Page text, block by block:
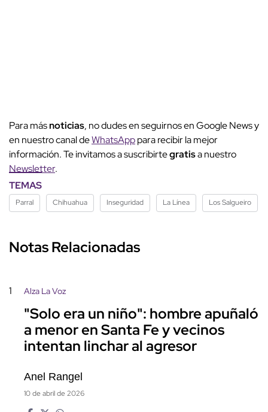
Para másnoticias, no dudes en seguirnos en Google News y
en nuestro canal deWhatsApppara recibir la mejor
información. Te invitamos a suscribirtegratisa nuestro
Newsletter.
TEMAS
Parral Chihuahua Inseguridad La Línea Los Salgueiro
Notas Relacionadas
1 Alza La Voz
"Solo era un niño": hombre apuñaló
a menor en Santa Fe y vecinos
intentan linchar al agresor
Anel Rangel
10 de abril de 2026